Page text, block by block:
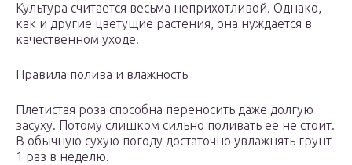
Культура считается весьма неприхотливой. Однако,
как и другие цветущие растения, она нуждается в
качественном уходе.
Правила полива и влажность
Плетистая роза способна переносить даже долгую
засуху. Потому слишком сильно поливать ее не стоит.
В обычную сухую погоду достаточно увлажнять грунт
1 раз в неделю.